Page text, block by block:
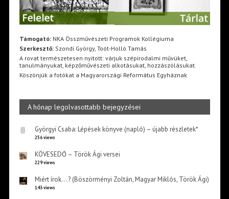
Támogató:NKA Összművészeti Programok Kollégiuma
Szerkesztő:Szondi György, Toót-Holló Tamás
A rovat természetesen nyitott: várjuk szépirodalmi művüket,
tanulmányukat, képzőművészeti alkotásukat, hozzászólásukat.
Köszönjük a fotókat a Magyarországi Református Egyháznak
A hónap legolvasottabb bejegyzései
Györgyi Csaba: Lépések könyve (napló) – újabb részletek*
256 views
KÖVESEDŐ – Török Ági versei
229 views
Miért írok… ? (Böszörményi Zoltán, Magyar Miklós, Török Ági)
143 views